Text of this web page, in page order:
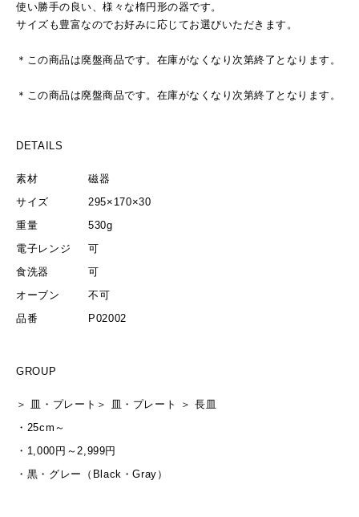
使い勝手の良い、様々な楕円形の器です。
サイズも豊富なのでお好みに応じてお選びいただきます。
＊この商品は廃盤商品です。在庫がなくなり次第終了となります。
＊この商品は廃盤商品です。在庫がなくなり次第終了となります。
DETAILS
素材
磁器
サイズ
295×170×30
重量
530g
電子レンジ
可
食洗器
可
オーブン
不可
品番
P02002
GROUP
＞ 皿・プレート ＞ 皿・プレート ＞長皿
・ 25cm～
・ 1,000円～2,999円
・ 黒・グレー（Black・Gray）